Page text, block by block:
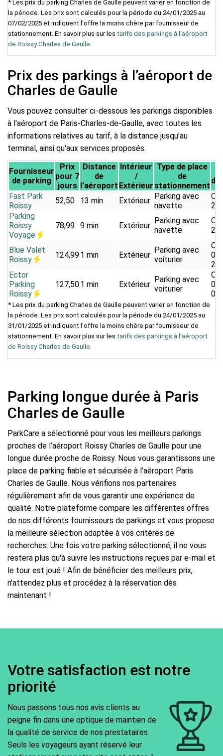
* Les prix du parking Charles de Gaulle peuvent varier en fonction de
la période. Les prix sont calculés pour la période du 24/01/2025 au
07/02/2025 et indiquent l'offre la moins chère par fournisseur de
stationnement. En savoir plus sur les tarifs des parkings à l'aéroport
de Roissy Charles de Gaulle
Prix des parkings à l’aéroport de
Charles de Gaulle
Vous pouvez consulter ci-dessous les parkings disponibles
à l'aéroport de Paris-Charles-de-Gaulle, avec toutes les
informations relatives au tarif, à la distance jusqu'au
terminal, ainsi qu'aux services proposés.
Fournisseur
de parking
Prix
pour 7
jours
Distance
de
l'aéroport
Intérieur
/
Extérieur
Type de place
de
stationnement
Fast Park
Roissy
52,50 13 min Extérieur Parking avec
navette
Parking
Roissy
Voyage
78,99 9 min Extérieur
Parking avec
navette
Blue Valet
Roissy
124,991 min Extérieur
Parking avec
voiturier
Ector
Parking
Roissy
127,501 min Extérieur
Parking avec
voiturier
* Les prix du parking Charles de Gaulle peuvent varier en fonction de
la période. Les prix sont calculés pour la période du 24/01/2025 au
31/01/2025 et indiquent l'offre la moins chère par fournisseur de
stationnement. En savoir plus sur les tarifs des parkings à l'aéroport
de Roissy Charles de Gaulle.
Parking longue durée à Paris
Charles de Gaulle
ParkCare a sélectionné pour vous les meilleurs parkings
proches de l’aéroport Roissy Charles de Gaulle pour une
longue durée proche de Roissy. Nous vous garantissons une
place de parking fiable et sécurisée à l’aéroport Paris
Charles de Gaulle. Nous vérifions nos partenaires
régulièrement afin de vous garantir une expérience de
qualité. Notre plateforme compare les différentes offres
de nos différents fournisseurs de parkings et vous propose
la meilleure sélection adaptée à vos critères de
recherches. Une fois votre parking sélectionné, il ne vous
restera plus qu'à suivre les instructions reçues par e-mail et
le tour est joué ! Afin de bénéficier des meilleurs prix,
n'attendez plus et procédez à la réservation dès
maintenant !
Votre satisfaction est notre
priorité
Nous passons tous nos avis clients au
peigne fin dans une optique de maintien de
la qualité de service de nos prestataires.
Seuls les voyageurs ayant réservé leur